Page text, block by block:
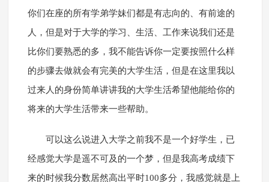
你们在座的所有学弟学妹们都是有志向的、有前途的
人，但是对于大学的学习、生活、工作来说我们还是
比你们要熟悉的多，我不能告诉你一定要按照什么样
的步骤去做就会有完美的大学生活，但是在这里我以
过来人的身份简单讲讲我的大学生活希望他能给你的
将来的大学生活带来一些帮助。
可以这么说进入大学之前我不是一个好学生，已
经感觉大学是遥不可及的一个梦，但是我高考成绩下
来的时候我分数居然高出平时100多分，我感觉就是上